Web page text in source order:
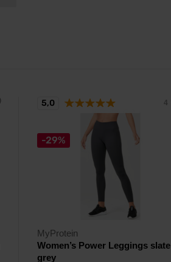
-29%
MyProtein
Women’s Power Leggings slate
grey
5,0